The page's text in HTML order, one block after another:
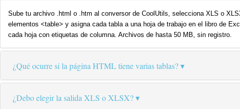
Sube tu archivo .html o .htm al conversor de CoolUtils, selecciona XLS o
elementos <table> y asigna cada tabla a una hoja de trabajo en el libro de
cada hoja con etiquetas de columna. Archivos de hasta 50 MB, sin registro.
¿Qué ocurre si la página HTML tiene varias tablas?
¿Debo elegir la salida XLS o XLSX?